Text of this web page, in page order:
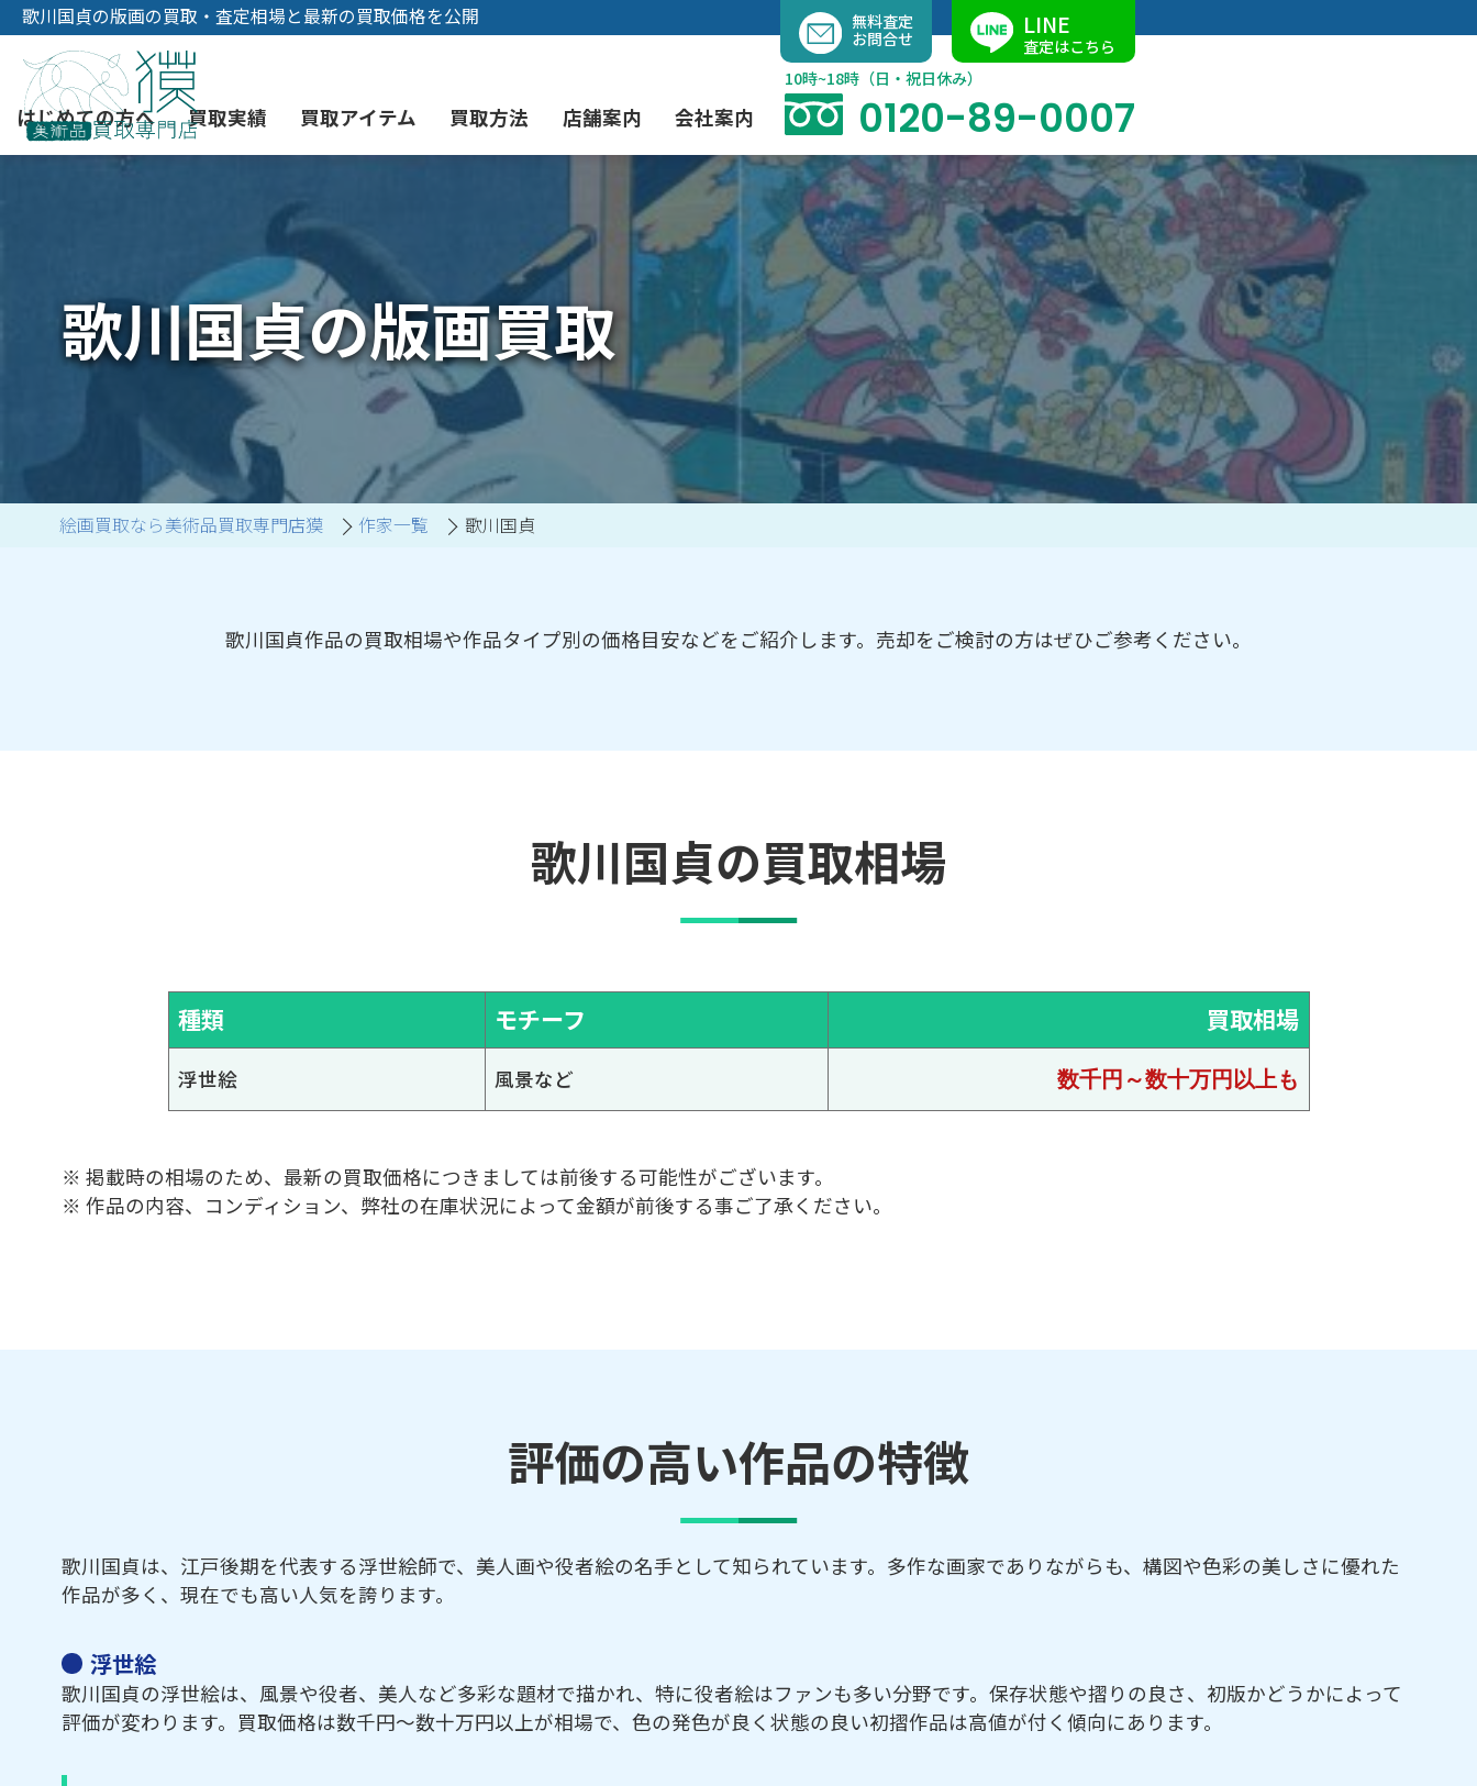
容
キ
ッ
プ
歌川国貞の版画の買取・査定相場と最新の買取価格を公開
はじめての方へ
初めての美術品売却 よくあるご質問 ブログ
YOUTUBE instagram Facebook
買取実績 買取アイテム
現代アート買取 掛軸買取
骨董品買取 茶道具買取 陶磁器・陶器買取
西洋アンティーク買取 彫刻・ブロンズ買取 美術品・古美術品買取
中国骨董品買取 ジュエリー・ウォッチ買取
買取方法
出張買取（無料） 店舗での買取
宅配・郵送買取 業者間オークション出品代行 催事買取
時価評価サービス
店舗案内
大阪店 名古屋店
会社案内
当社の特徴 求人情報
消費者志向自主宣言
無料査定
お問合せ
LINE
査定はこちら
10時~18時（日・祝日休み）
0120-89-0007
歌川国貞の版画買取
絵画買取なら美術品買取専門店獏 作家一覧 歌川国貞
歌川国貞作品の買取相場や作品タイプ別の価格目安などをご紹介します。売却をご検討の方はぜひご参考ください。
歌川国貞の買取相場
種類 モチーフ 買取相場
浮世絵 風景など 数千円～数十万円以上も
※ 掲載時の相場のため、最新の買取価格につきましては前後する可能性がございます。
※ 作品の内容、コンディション、弊社の在庫状況によって金額が前後する事ご了承ください。
評価の高い作品の特徴
歌川国貞は、江戸後期を代表する浮世絵師で、美人画や役者絵の名手として知られています。多作な画家でありながらも、構図や色彩の美しさに優れた
作品が多く、現在でも高い人気を誇ります。
浮世絵
歌川国貞の浮世絵は、風景や役者、美人など多彩な題材で描かれ、特に役者絵はファンも多い分野です。保存状態や摺りの良さ、初版かどうかによって
評価が変わります。買取価格は数千円～数十万円以上が相場で、色の発色が良く状態の良い初摺作品は高値が付く傾向にあります。